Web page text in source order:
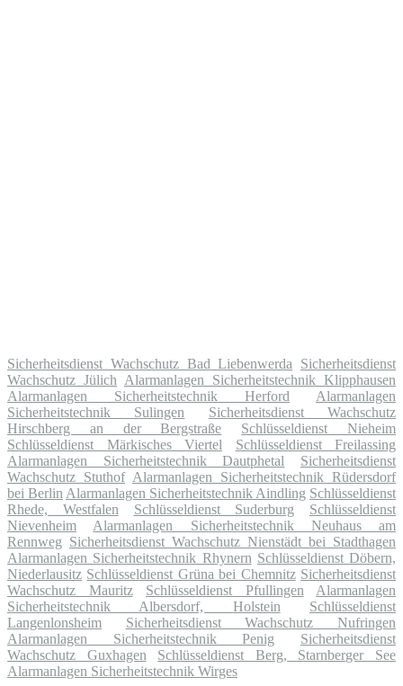
Sicherheitsdienst Wachschutz Bad Liebenwerda
Sicherheitsdienst
Wachschutz Jülich Alarmanlagen Sicherheitstechnik Klipphausen
Alarmanlagen Sicherheitstechnik Herford
Alarmanlagen
Sicherheitstechnik Sulingen
Sicherheitsdienst Wachschutz
Hirschberg an der Bergstraße
Schlüsseldienst Nieheim
Schlüsseldienst Märkisches Viertel
Schlüsseldienst Freilassing
Alarmanlagen Sicherheitstechnik Dautphetal
Sicherheitsdienst
Wachschutz Stuthof Alarmanlagen Sicherheitstechnik Rüdersdorf
bei Berlin Alarmanlagen Sicherheitstechnik Aindling Schlüsseldienst
Rhede, Westfalen
Schlüsseldienst Suderburg
Schlüsseldienst
Nievenheim
Alarmanlagen Sicherheitstechnik Neuhaus am
Rennweg Sicherheitsdienst Wachschutz Nienstädt bei Stadthagen
Alarmanlagen Sicherheitstechnik Rhynern Schlüsseldienst Döbern,
Niederlausitz Schlüsseldienst Grüna bei Chemnitz Sicherheitsdienst
Wachschutz Mauritz
Schlüsseldienst Pfullingen
Alarmanlagen
Sicherheitstechnik Albersdorf, Holstein
Schlüsseldienst
Langenlonsheim
Sicherheitsdienst Wachschutz Nufringen
Alarmanlagen Sicherheitstechnik Penig
Sicherheitsdienst
Wachschutz Guxhagen
Schlüsseldienst Berg, Starnberger See
Alarmanlagen Sicherheitstechnik Wirges